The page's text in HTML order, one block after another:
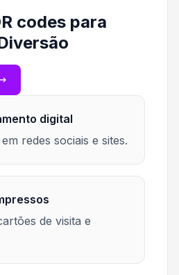
codes para
digital
redes sociais e sites.
de visita e